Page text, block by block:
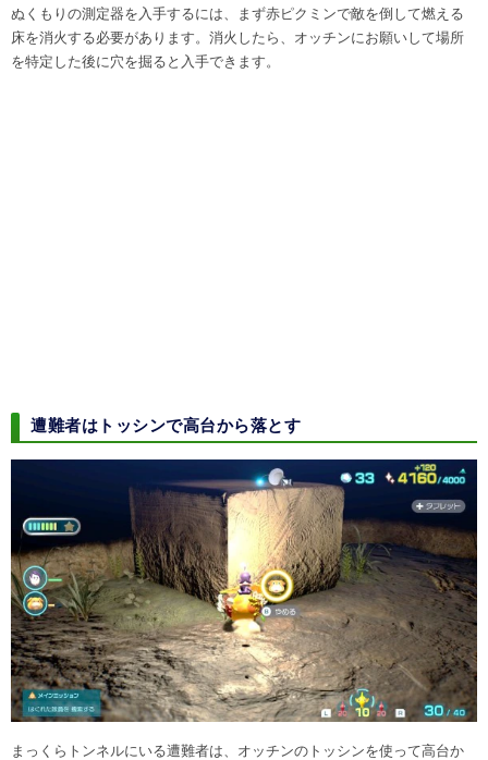
ぬくもりの測定器を入手するには、まず赤ピクミンで敵を倒して燃える
床を消火する必要があります。消火したら、オッチンにお願いして場所
を特定した後に穴を掘ると入手できます。
遭難者はトッシンで高台から落とす
まっくらトンネルにいる遭難者は、オッチンのトッシンを使って高台か